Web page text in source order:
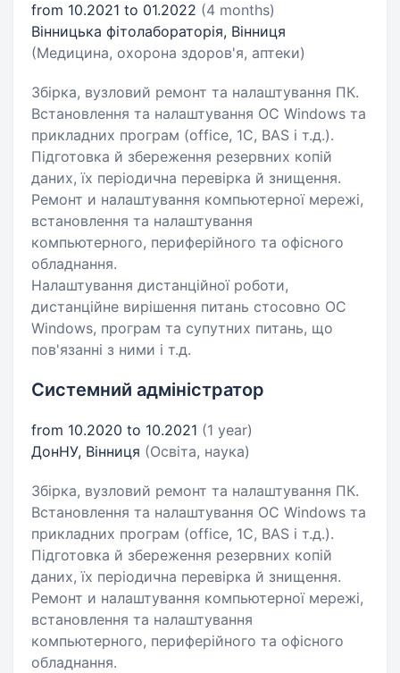
from 10.2021 to 01.2022 (4 months)
Вінницька фітолабораторія, Вінниця
(Медицина, охорона здоров'я, аптеки)
Збірка, вузловий ремонт та налаштування ПК.
Встановлення та налаштування ОС Windows та
прикладних програм (office, 1C, BAS і т.д.).
Підготовка й збереження резервних копій
даних, їх періодична перевірка й знищення.
Ремонт и налаштування компьютерної мережі,
встановлення та налаштування
компьютерного, периферійного та офісного
обладнання.
Налаштування дистанційної роботи,
дистанційне вирішення питань стосовно ОС
Windows, програм та супутних питань, що
пов'язанні з ними і т.д.
Системний адміністратор
from 10.2020 to 10.2021 (1 year)
ДонНУ, Вінниця (Освіта, наука)
Збірка, вузловий ремонт та налаштування ПК.
Встановлення та налаштування ОС Windows та
прикладних програм (office, 1C, BAS і т.д.).
Підготовка й збереження резервних копій
даних, їх періодична перевірка й знищення.
Ремонт и налаштування компьютерної мережі,
встановлення та налаштування
компьютерного, периферійного та офісного
обладнання.